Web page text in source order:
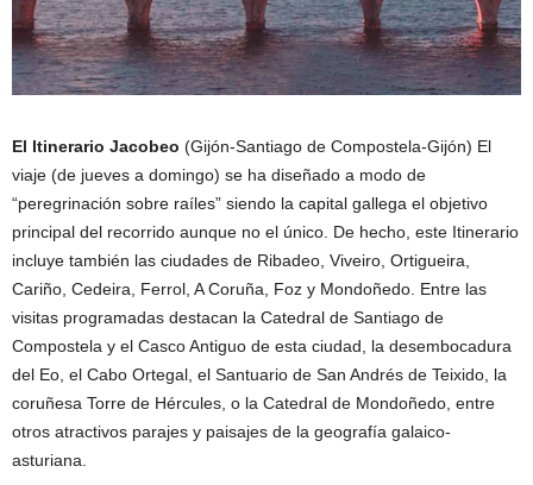
El Itinerario Jacobeo (Gijón-Santiago de Compostela-Gijón) El
viaje (de jueves a domingo) se ha diseñado a modo de
“peregrinación sobre raíles” siendo la capital gallega el objetivo
principal del recorrido aunque no el único. De hecho, este Itinerario
incluye también las ciudades de Ribadeo, Viveiro, Ortigueira,
Cariño, Cedeira, Ferrol, A Coruña, Foz y Mondoñedo. Entre las
visitas programadas destacan la Catedral de Santiago de
Compostela y el Casco Antiguo de esta ciudad, la desembocadura
del Eo, el Cabo Ortegal, el Santuario de San Andrés de Teixido, la
coruñesa Torre de Hércules, o la Catedral de Mondoñedo, entre
otros atractivos parajes y paisajes de la geografía galaico-
asturiana.